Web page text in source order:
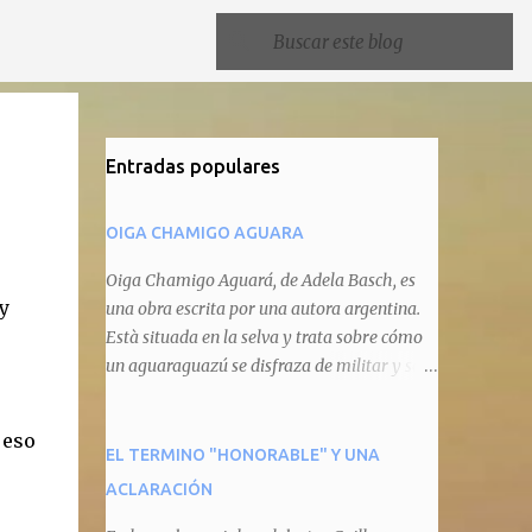
Entradas populares
OIGA CHAMIGO AGUARA
Oiga Chamigo Aguará, de Adela Basch, es
una obra escrita por una autora argentina.
Està situada en la selva y trata sobre cómo
un aguaraguazú se disfraza de militar y se
animal que pretenda circular por ahí. En
primera instancia aparece Teteu, el tero,
EL TERMINO "HONORABLE" Y UNA
ACLARACIÓN